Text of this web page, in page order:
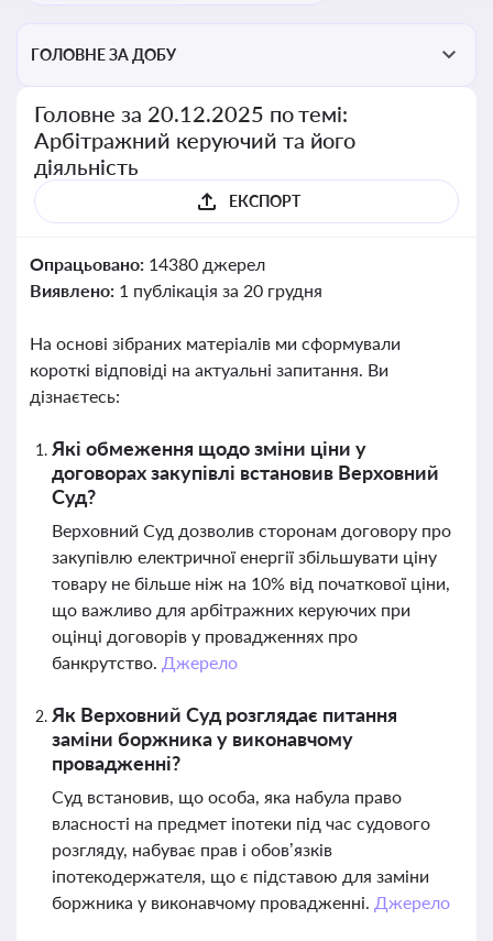
ГОЛОВНЕ ЗА ДОБУ
Головне за 20.12.2025 по темі:
Арбітражний керуючий та його
діяльність
ЕКСПОРТ
Опрацьовано: 14380 джерел
Виявлено: 1 публікація за 20 грудня
На основі зібраних матеріалів ми сформували
короткі відповіді на актуальні запитання. Ви
дізнаєтесь:
Які обмеження щодо зміни ціни у
договорах закупівлі встановив Верховний
Суд?
Верховний Суд дозволив сторонам договору про
закупівлю електричної енергії збільшувати ціну
товару не більше ніж на 10% від початкової ціни,
що важливо для арбітражних керуючих при
оцінці договорів у провадженнях про
банкрутство. Джерело
Як Верховний Суд розглядає питання
заміни боржника у виконавчому
провадженні?
Суд встановив, що особа, яка набула право
власності на предмет іпотеки під час судового
розгляду, набуває прав і обов’язків
іпотекодержателя, що є підставою для заміни
боржника у виконавчому провадженні. Джерело